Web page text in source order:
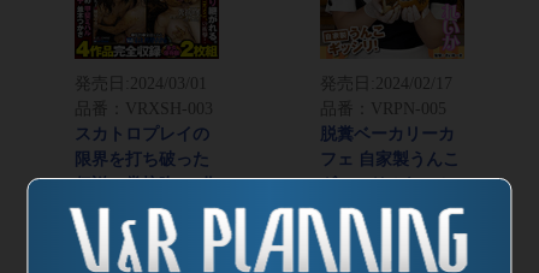
発売日: 2024/03/01
品番：VRXSH-003
スカトロプレイの
限界を打ち破った
伝説の糞接吻 4作
品完全収録
発売日: 2024/02/17
品番：VRPN-005
脱糞ベーカリーカ
フェ 自家製うんこ
ギッシリ！れいか
のうんパンでコー
ヒーブレイクしま
せんか？